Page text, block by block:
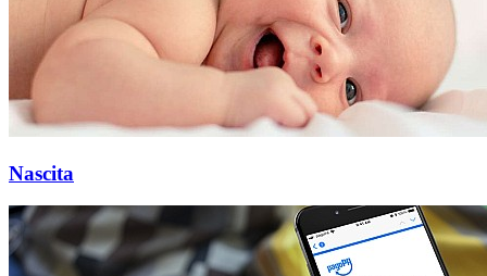
Nascita